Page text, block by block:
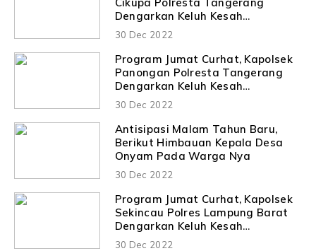
Dengarkan Keluh Kesah
Masyarakat
30 Dec 2022
Program Jumat Curhat, Kapolsek
Panongan Polresta Tangerang
Dengarkan Keluh Kesah
Masyarakat
30 Dec 2022
Antisipasi Malam Tahun Baru,
Berikut Himbauan Kepala Desa
Onyam Pada Warga Nya
30 Dec 2022
Program Jumat Curhat, Kapolsek
Sekincau Polres Lampung Barat
Dengarkan Keluh Kesah
Masyarakat
30 Dec 2022